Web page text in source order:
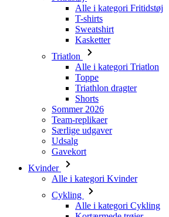
Triatlon
Alle i kategori Triatlon
Toppe
Triathlon dragter
Shorts
Sommer 2026
Team-replikaer
Særlige udgaver
Udsalg
Gavekort
Kvinder
Alle i kategori Kvinder
Cykling
Alle i kategori Cykling
Langærmede trøjer
Veste
Jackets
Shorts